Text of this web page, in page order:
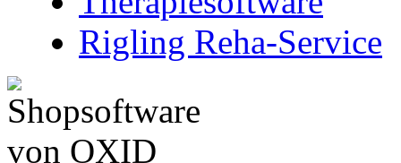
Rigling Reha-Service